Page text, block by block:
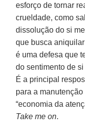
esforço de tornar
crueldade, como
dissolução do si
que busca
é uma defesa que
do sentimento de
É a principal
para a manutenção
“economia da
Take me on.